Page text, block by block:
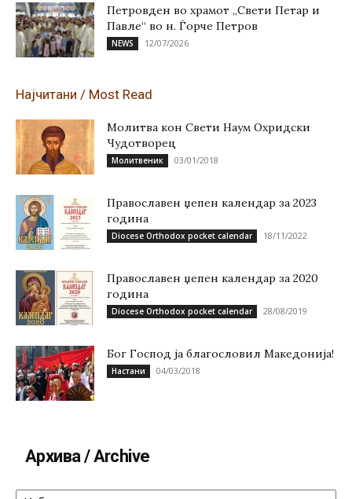
Петровден во храмот „Свети Петар и
Павле“ во н. Ѓорче Петров
NEWS 12/07/2026
Најчитани / Most Read
Молитва кон Свети Наум Охридски
Чудотворец
Молитвеник 03/01/2018
Православен џепен календар за 2023
година
Diocese Orthodox pocket calendar 18/11/2022
Православен џепен календар за 2020
година
Diocese Orthodox pocket calendar 28/08/2019
Бог Господ ја благословил Македонија!
Настани 04/03/2018
Архива / Archive
Архива